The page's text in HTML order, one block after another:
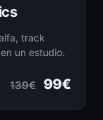
track
un estudio.
139€ 99€